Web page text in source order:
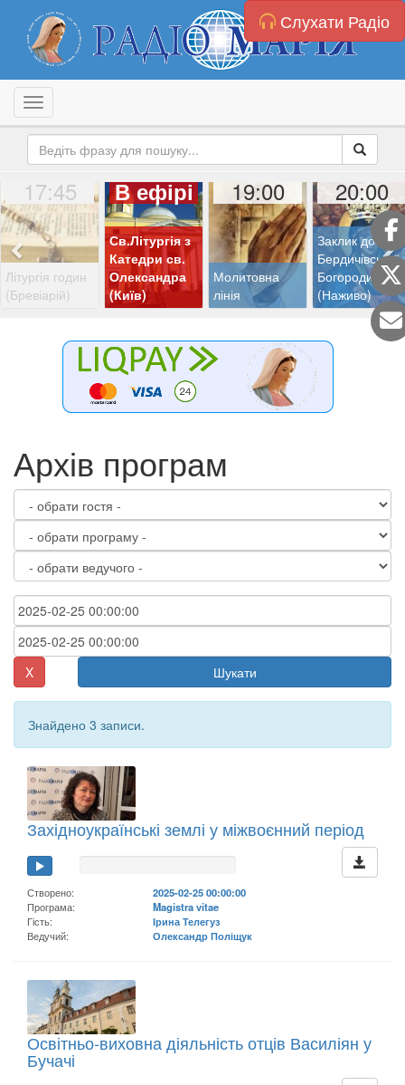
Слухати Радіо
Toggle navigation
17:45
Літургія годин
(Бревіарій)
В ефірі
Св.Літургія з
Катедри св.
Олександра
(Київ)
19:00
Молитовна
лінія
20:00
Заклик до
Бердичівської
Богородиці
(Наживо)
Архів програм
X Шукати
Знайдено 3 записи.
Західноукраїнські землі у міжвоєнний період
Створено:
2025-02-25 00:00:00
Програма:
Magistra vitae
Гість:
Ірина Телегуз
Ведучий:
Олександр Поліщук
Освітньо-виховна діяльність отців Василіян у
Бучачі